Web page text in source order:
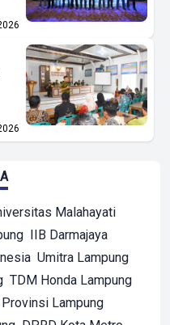
Malahayati
IIB Darmajaya
Umitra Lampung
TDM Honda Lampung
Provinsi Lampung